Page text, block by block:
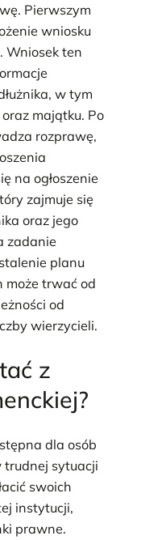
Pierwszym
wniosku
Wniosek ten
w tym
majątku. Po
rozprawę,
na ogłoszenie
zajmuje się
oraz jego
zadanie
planu
może trwać od
od
wierzycieli.
z
dla osób
trudnej sytuacji
swoich
instytucji,
prawne.